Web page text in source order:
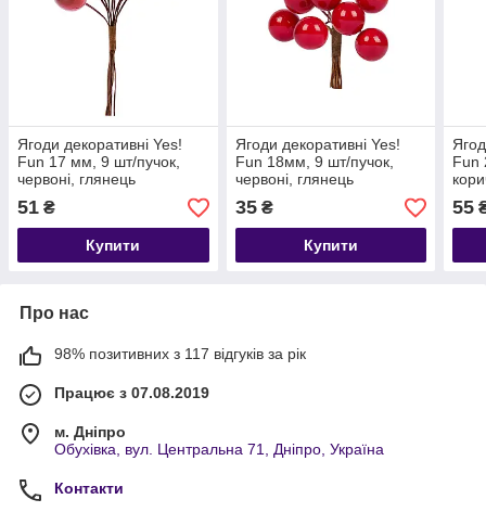
Ягоди декоративні Yes!
Fun 17 мм, 9 шт/пучок,
червоні, глянець
51 ₴
Купити
Ягоди декоративні Yes!
Fun 18мм, 9 шт/пучок,
червоні, глянець
35₴
Купити
Fun
55
Про нас
98% позитивних з 117 відгуків за рік
Працює з 07.08.2019
м. Дніпро
Обухівка, вул. Центральна 71, Дніпро, Україна
Контакти